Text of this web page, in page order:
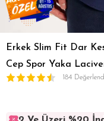
Erkek Slim Fit Dar
Cep Spor Yaka
184